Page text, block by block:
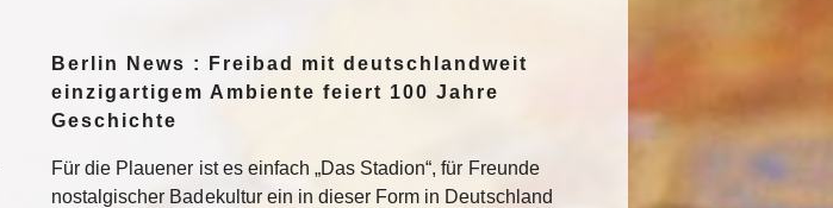
Berlin News : Freibad mit deutschlandweit
einzigartigem Ambiente feiert 100 Jahre
Geschichte
Für die Plauener ist es einfach „Das Stadion“, für Freunde
nostalgischer Badekultur ein in dieser Form in Deutschland